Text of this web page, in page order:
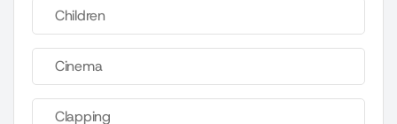
Children
Cinema
Clapping